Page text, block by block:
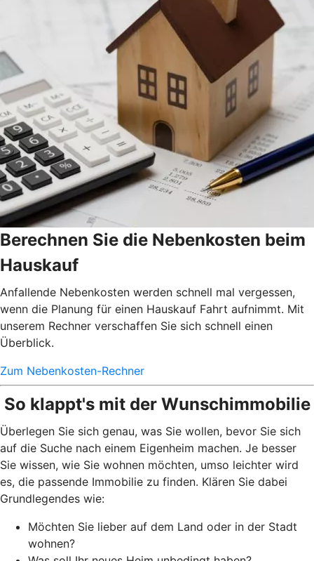
Berechnen Sie die Nebenkosten beim
Hauskauf
Anfallende Nebenkosten werden schnell mal vergessen,
wenn die Planung für einen Hauskauf Fahrt aufnimmt. Mit
unserem Rechner verschaffen Sie sich schnell einen
Überblick.
Zum Nebenkosten-Rechner
So klappt's mit der Wunschimmobilie
Überlegen Sie sich genau, was Sie wollen, bevor Sie sich
auf die Suche nach einem Eigenheim machen. Je besser
Sie wissen, wie Sie wohnen möchten, umso leichter wird
es, die passende Immobilie zu finden. Klären Sie dabei
Grundlegendes wie:
Möchten Sie lieber auf dem Land oder in der Stadt
wohnen?